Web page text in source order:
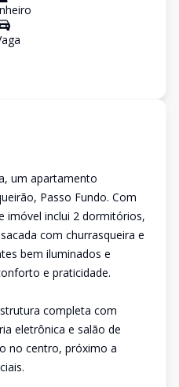
um apartamento
Passo Fundo. Com
imóvel inclui 2 dormitórios,
com churrasqueira e
bem iluminados e
e praticidade.
completa com
eletrônica e salão de
no centro, próximo a